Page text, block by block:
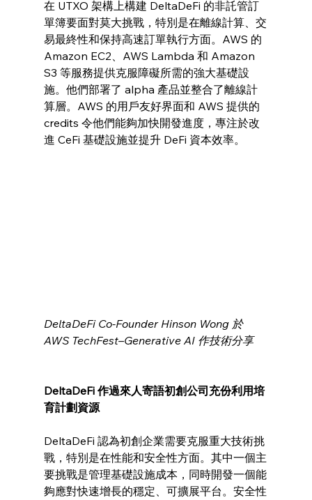
在 UTXO 架構上構建 DeltaDeFi 的非託管訂
單簿要面對莫大挑戰，特別是在離線計算、交
易最終性和保持高速訂單執行方面。AWS 的
Amazon EC2、AWS Lambda 和 Amazon
S3 等服務提供克服障礙所需的強大基礎設
施。他們部署了 alpha 產品並整合了離線計
算層。AWS 的用戶友好界面和 AWS 提供的
credits 令他們能夠加快開發進度，專注於改
進 CeFi 基礎設施並提升 DeFi 資本效率。
DeltaDeFi Co-Founder Hinson Wong 於
AWS TechFest–Generative AI 作技術分享
DeltaDeFi 作過來人寄語初創公司充份利用培
育計劃資源
DeltaDeFi 認為初創企業需要克服重大技術挑
戰，特別是在性能和安全性方面。其中一個主
要挑戰是管理基礎設施成本，同時開發一個能
夠應對快速增長的穩定、可擴展平台。安全性